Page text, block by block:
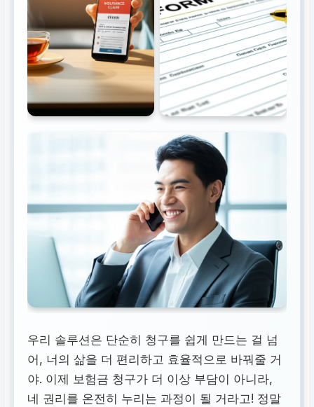
우리 솔루션은 단순히 청구를 쉽게 만드는 걸 넘
어, 너의 삶을 더 편리하고 효율적으로 바꿔줄 거
야. 이제 보험금 청구가 더 이상 부담이 아니라,
네 권리를 온전히 누리는 과정이 될 거라고! 정말